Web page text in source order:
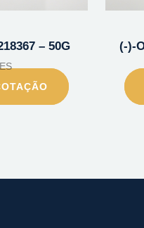
– 50G (-)-